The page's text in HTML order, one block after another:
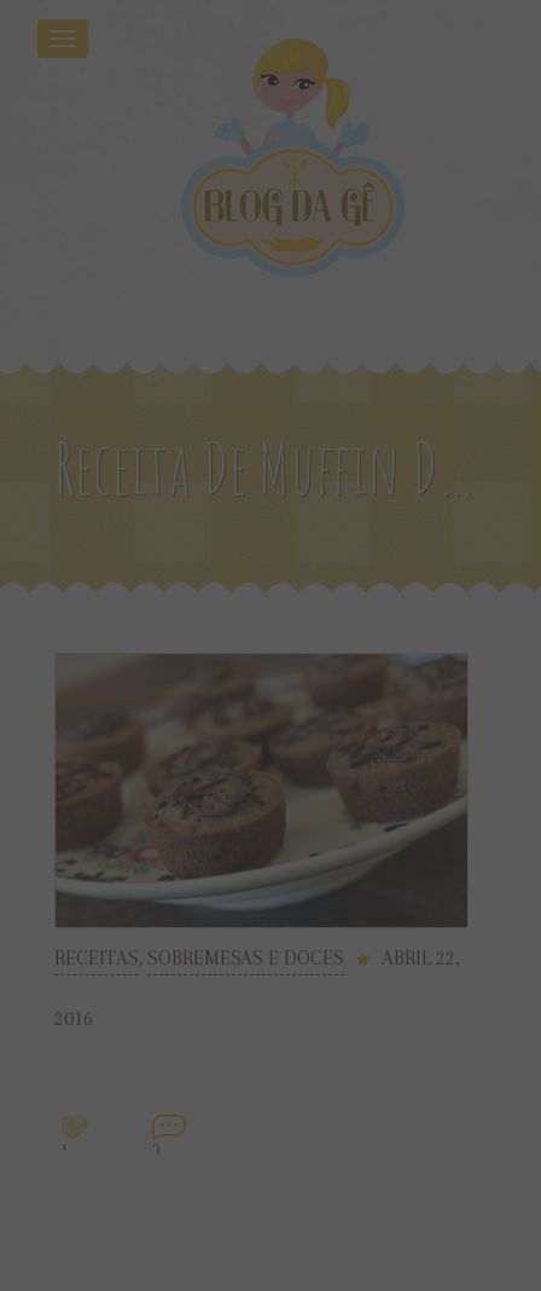
Receita De Muffin De Nozes
RECEITAS, SOBREMESAS E DOCES ABRIL 22,
2016
1 0